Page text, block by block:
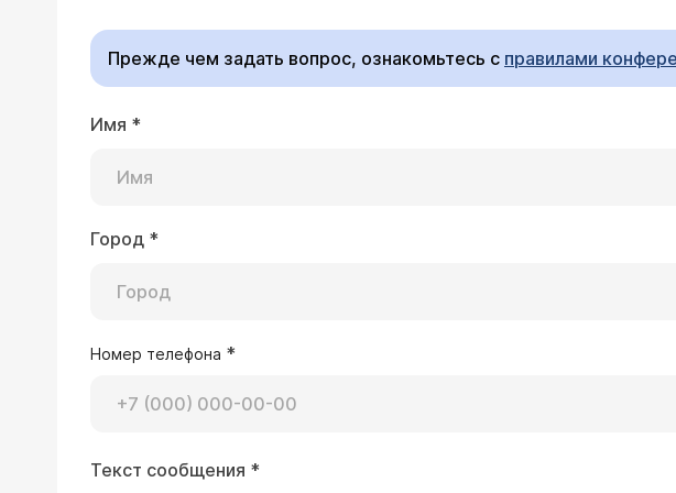
Ребенку нет 3 лет, но имеется хронический тонзиллит
ребенок очень маленький и меня напугали, что могут
патогенной флоры. Чтобы помочь, нужны
чувствительность к антибиотикам,
24.09.2008 Инна, 37 лет, Эйлат- Израиль
Прежде чем задать вопрос, ознакомьтесь с правилами
Имя *
Город *
Номер телефона *
Текст сообщения *